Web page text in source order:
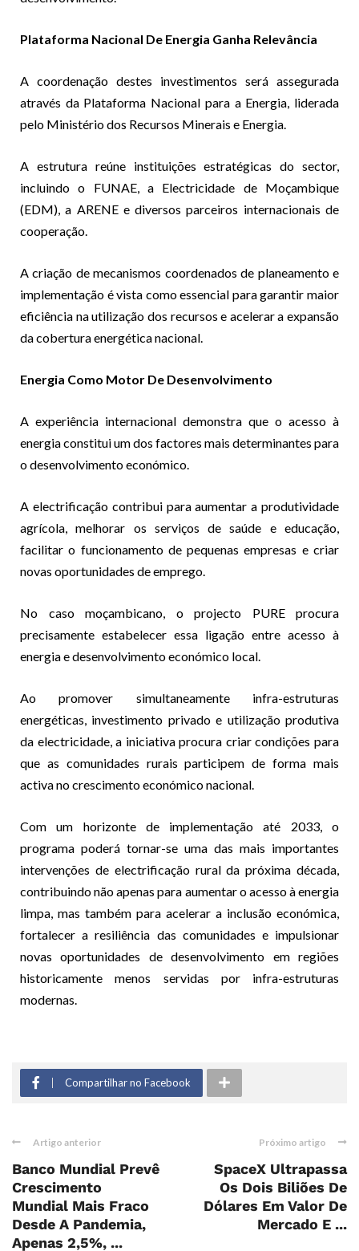
Plataforma Nacional De Energia Ganha Relevância
A coordenação destes investimentos será assegurada
através da Plataforma Nacional para a Energia, liderada
pelo Ministério dos Recursos Minerais e Energia.
A estrutura reúne instituições estratégicas do sector,
incluindo o FUNAE, a Electricidade de Moçambique
(EDM), a ARENE e diversos parceiros internacionais de
cooperação.
A criação de mecanismos coordenados de planeamento e
implementação é vista como essencial para garantir maior
eficiência na utilização dos recursos e acelerar a expansão
da cobertura energética nacional.
Energia Como Motor De Desenvolvimento
A experiência internacional demonstra que o acesso à
energia constitui um dos factores mais determinantes para
o desenvolvimento económico.
A electrificação contribui para aumentar a produtividade
agrícola, melhorar os serviços de saúde e educação,
facilitar o funcionamento de pequenas empresas e criar
novas oportunidades de emprego.
No caso moçambicano, o projecto PURE procura
precisamente estabelecer essa ligação entre acesso à
energia e desenvolvimento económico local.
Ao promover simultaneamente infra-estruturas
energéticas, investimento privado e utilização produtiva
da electricidade, a iniciativa procura criar condições para
que as comunidades rurais participem de forma mais
activa no crescimento económico nacional.
Com um horizonte de implementação até 2033, o
programa poderá tornar-se uma das mais importantes
intervenções de electrificação rural da próxima década,
contribuindo não apenas para aumentar o acesso à energia
limpa, mas também para acelerar a inclusão económica,
fortalecer a resiliência das comunidades e impulsionar
novas oportunidades de desenvolvimento em regiões
historicamente menos servidas por infra-estruturas
modernas.
Compartilhar no Facebook
Artigo anterior
Banco Mundial Prevê
Crescimento
Mundial Mais Fraco
Desde A Pandemia,
Apenas 2,5%, ...
Próximo artigo
SpaceX Ultrapassa
Os Dois Biliões De
Dólares Em Valor De
Mercado E ...